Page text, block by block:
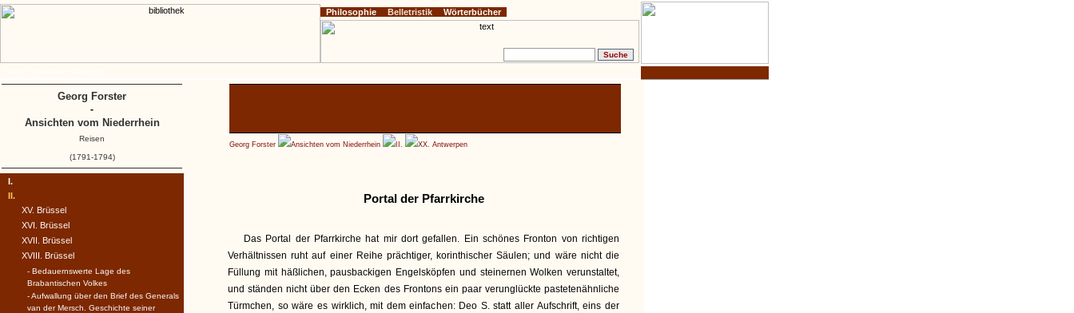
Georg Forster Ansichten vom Niederrhein II. XX. Antwerpen
Portal der Pfarrkirche
Das Portal der Pfarrkirche hat mir dort gefallen. Ein schönes Fronton von richtigen
Verhältnissen ruht auf einer Reihe prächtiger, korinthischer Säulen; und wäre nicht die
Füllung mit häßlichen, pausbackigen Engelsköpfen und steinernen Wolken verunstaltet,
und ständen nicht über den Ecken des Frontons ein paar verunglückte pastetenähnliche
Türmchen, so wäre es wirklich, mit dem einfachen: Deo S. statt aller Aufschrift, eins der
I.
II.
XV. Brüssel
XVI. Brüssel
XVII. Brüssel
XVIII. Brüssel
- Bedauernswerte Lage des
Brabantischen Volkes
- Aufwallung über den Brief des Generals
van der Mersch. Geschichte seiner
Philosophie Belletristik Wörterbücher
Georg Forster
-
Ansichten vom Niederrhein
Reisen
(1791-1794)